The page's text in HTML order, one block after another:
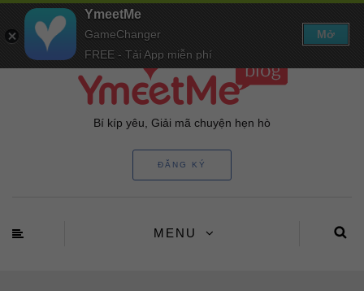
Bí kíp yêu, Giải mã chuyện hẹn hò
ĐĂNG KÝ
MENU
YmeetMe
GameChanger
FREE - Tải App miễn phí
Mở